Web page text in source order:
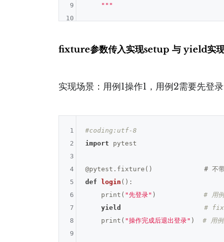
""
9
10
fixture参数传入实现setup 与 yield实
实现场景：用例1操作1，用例2需要先登
#coding:utf-8
import pytest
@pytest.fixture()             # 不带参
def
login () :
    print(
"先登录" ) # 用
yield
#
    print(
"操作完成后退出登录" ) # 用例
1
2
3
4
5
6
7
8
9